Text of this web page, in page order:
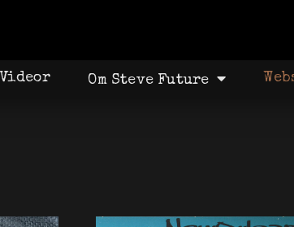
Videor Om Steve Future